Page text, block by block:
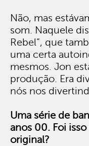
Não, mas
som. Naquele
Rebel”, que
uma certa
mesmos. Jon
produção. Era
nós nos
Uma série de
anos 00. Foi
original?